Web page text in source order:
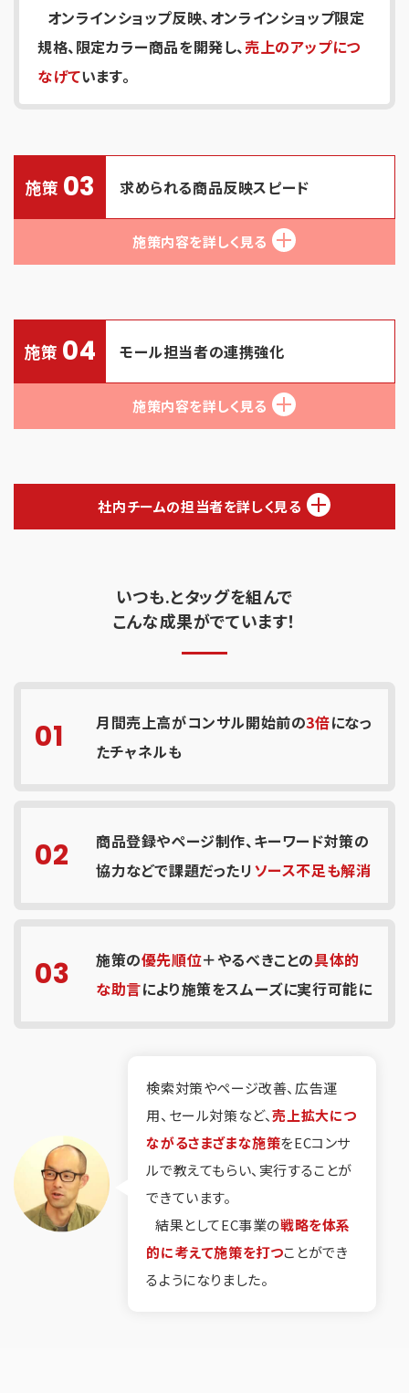
オンラインショップ反映、オンラインショップ限定
規格、限定カラー商品を開発し、売上のアップにつ
なげています。
施策 03 求められる商品反映スピード
施策内容を詳しく見る
施策 04 モール担当者の連携強化
施策内容を詳しく見る
社内チームの担当者を詳しく見る
いつも.とタッグを組んで
こんな成果がでています！
01 月間売上高がコンサル開始前の3倍になっ
たチャネルも
02
商品登録やページ制作、キーワード対策の
協力などで課題だったリソース不足も解消
03 施策の優先順位＋やるべきことの具体的
な助言により施策をスムーズに実行可能に
検索対策やページ改善、広告運
用、セール対策など、売上拡大につ
ながるさまざまな施策をECコンサ
ルで教えてもらい、実行することが
できています。
結果としてEC事業の戦略を体系
的に考えて施策を打つことができ
るようになりました。